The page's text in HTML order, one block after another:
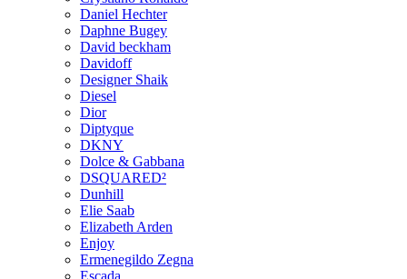
Daniel Hechter
Daphne Bugey
David beckham
Davidoff
Designer Shaik
Diesel
Dior
Diptyque
DKNY
Dolce & Gabbana
DSQUARED²
Dunhill
Elie Saab
Elizabeth Arden
Enjoy
Ermenegildo Zegna
Escada